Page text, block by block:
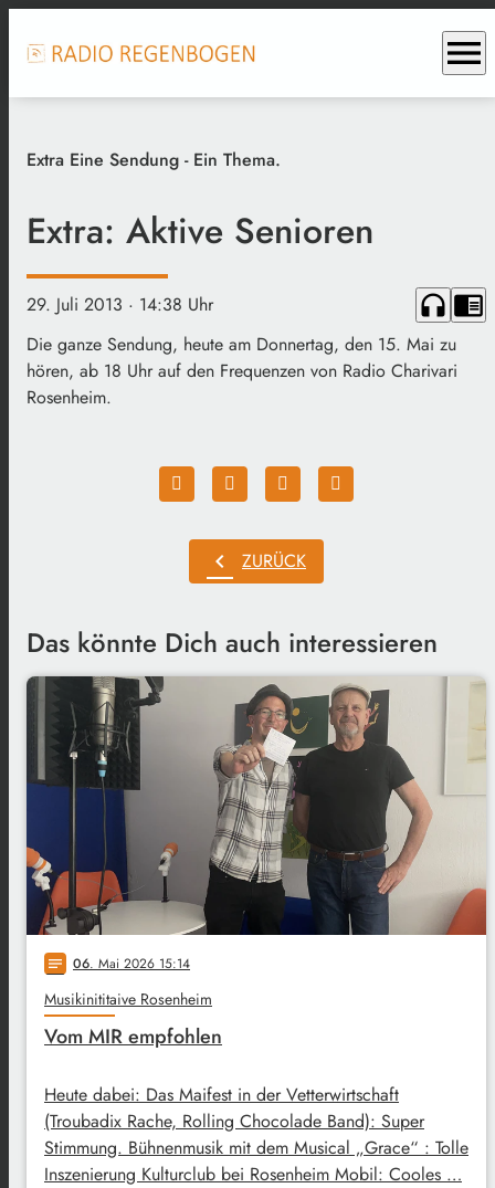
menu
Extra Eine Sendung - Ein Thema.
Extra: Aktive Senioren
29. Juli 2013 · 14:38 Uhr headphones chrome_reader_mode
Die ganze Sendung, heute am Donnertag, den 15. Mai zu
hören, ab 18 Uhr auf den Frequenzen von Radio Charivari
Rosenheim.
chevron_left ZURÜCK
Das könnte Dich auch interessieren
notes 06. Mai 2026 15:14
Musikinititaive Rosenheim
Vom MIR empfohlen
Heute dabei: Das Maifest in der Vetterwirtschaft
(Troubadix Rache, Rolling Chocolade Band): Super
Stimmung. Bühnenmusik mit dem Musical „Grace“ : Tolle
Inszenierung Kulturclub bei Rosenheim Mobil: Cooles …